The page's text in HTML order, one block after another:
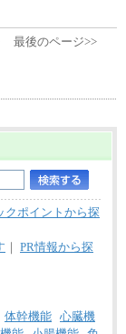
最後のページ>>
クポイントから探
｜ PR情報から探
体幹機能 心臓機